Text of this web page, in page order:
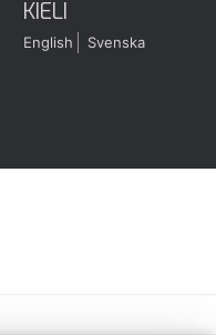
KIELI
English Svenska